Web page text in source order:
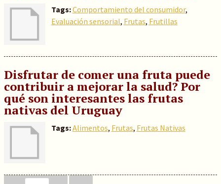
Tags:Comportamiento del consumidor,
Evaluación sensorial, Frutas, Frutillas
Disfrutar de comer una fruta puede
contribuir a mejorar la salud? Por
qué son interesantes las frutas
nativas del Uruguay
Tags:Alimentos, Frutas, Frutas Nativas